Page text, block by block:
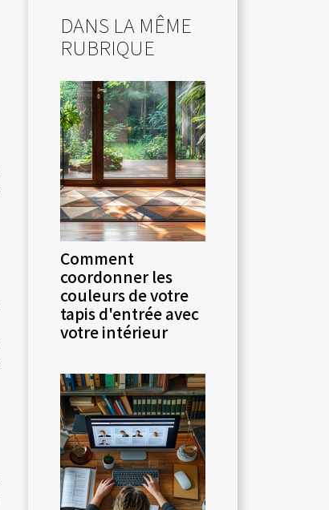
DANS LA MÊME
RUBRIQUE
Comment
coordonner les
couleurs de votre
tapis d'entrée avec
votre intérieur